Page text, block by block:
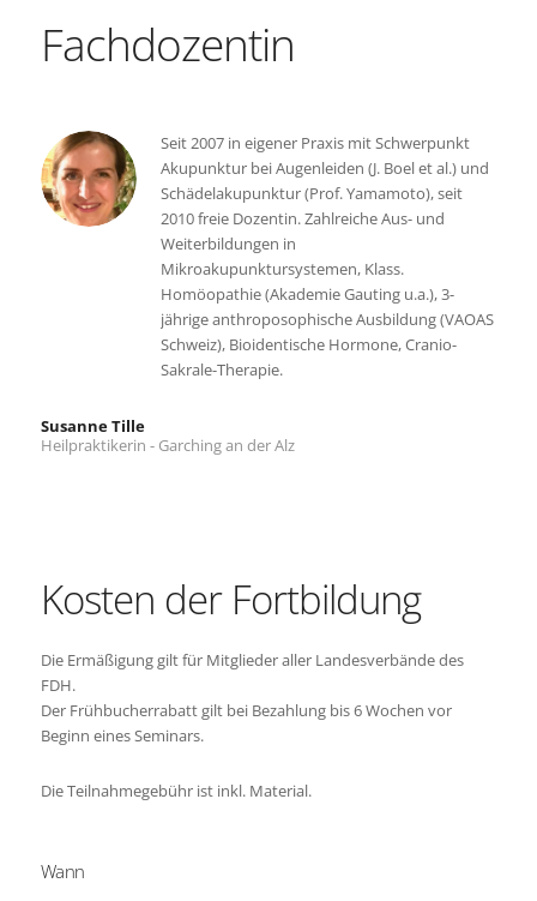
Fachdozentin
Seit 2007 in eigener Praxis mit Schwerpunkt
Akupunktur bei Augenleiden (J. Boel et al.) und
Schädelakupunktur (Prof. Yamamoto), seit
2010 freie Dozentin. Zahlreiche Aus- und
Weiterbildungen in
Mikroakupunktursystemen, Klass.
Homöopathie (Akademie Gauting u.a.), 3-
jährige anthroposophische Ausbildung (VAOAS
Schweiz), Bioidentische Hormone, Cranio-
Sakrale-Therapie.
Susanne Tille
Heilpraktikerin - Garching an der Alz
Kosten der Fortbildung
Die Ermäßigung gilt für Mitglieder aller Landesverbände des
FDH.
Der Frühbucherrabatt gilt bei Bezahlung bis 6 Wochen vor
Beginn eines Seminars.
Die Teilnahmegebühr ist inkl. Material.
Wann